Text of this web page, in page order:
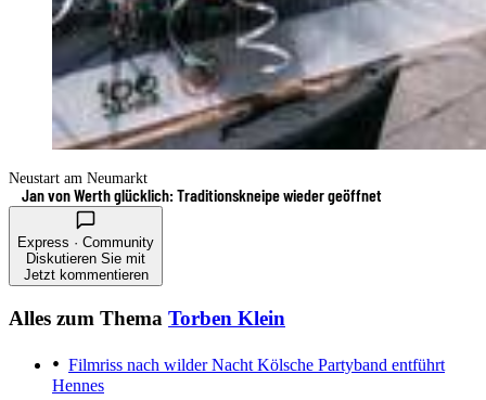
Neustart am Neumarkt
Jan von Werth glücklich: Traditionskneipe wieder geöffnet
Express · Community
Diskutieren Sie mit
Jetzt kommentieren
Alles zum Thema Torben Klein
Filmriss nach wilder Nacht Kölsche Partyband entführt
Hennes